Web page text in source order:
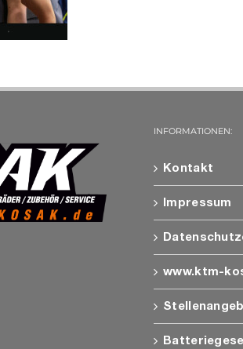
INFORMATIONEN:
Kontakt
Impressum
www.ktm-